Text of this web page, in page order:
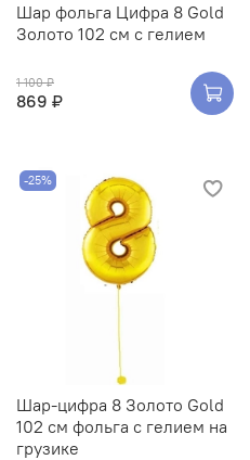
Шар фольга Цифра 8 Gold
Золото 102 см с гелием
1 100 ₽
869 ₽
-25%
Шар-цифра 8 Золото Gold
102 см фольга с гелием на
грузике